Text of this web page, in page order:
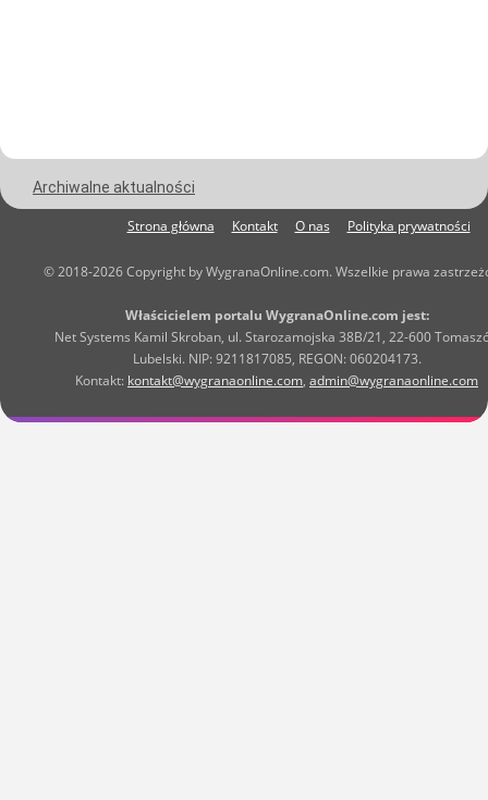
Archiwalne aktualności
Strona główna Kontakt O nas Polityka prywatności
© 2018-2026 Copyright by WygranaOnline.com. Wszelkie prawa
Właścicielem portalu WygranaOnline.com jest:
Net Systems Kamil Skroban, ul. Starozamojska 38B/21, 22-600
Lubelski. NIP: 9211817085, REGON: 060204173.
Kontakt: kontakt@wygranaonline.com, admin@wygranaonline.com